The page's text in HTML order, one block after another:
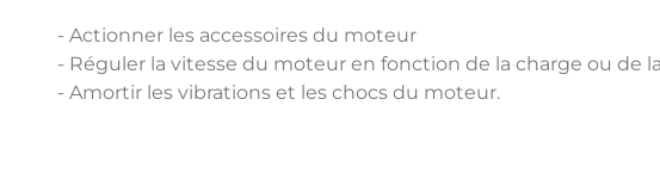
- Actionner les accessoires du moteur
- Réguler la vitesse du moteur en fonction de la charge ou de
- Amortir les vibrations et les chocs du moteur.